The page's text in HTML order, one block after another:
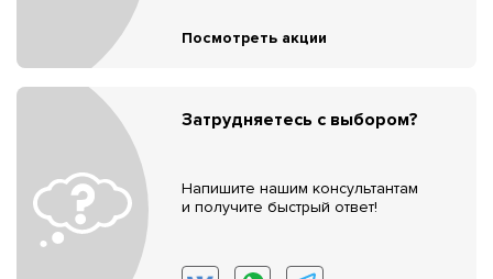
Посмотреть акции
Затрудняетесь с выбором?
Напишите нашим консультантам
и получите быстрый ответ!